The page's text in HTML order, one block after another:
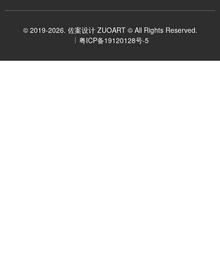
© 2019-2026. 佐案设计 ZUOART © All Rights Reserved.
粤ICP备19120128号-5